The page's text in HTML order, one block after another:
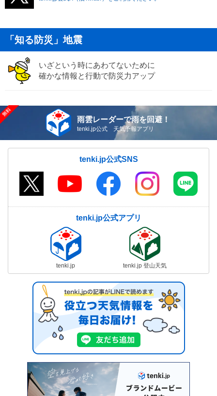
「知る防災」地震
いざという時にあわてないために
確かな情報と行動で防災力アップ
雨雲レーダーで雨を回避！
tenki.jp公式 天気予報アプリ
tenki.jp公式SNS
tenki.jp公式アプリ
tenki.jp tenki.jp 登山天気